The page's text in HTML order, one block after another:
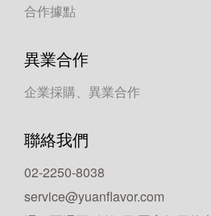
合作據點
異業合作
企業採購、異業合作
聯絡我們
02-2250-8038
service@yuanflavor.com